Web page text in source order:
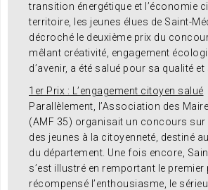
transition énergétique et l’économie
territoire, les jeunes élues de Saint-
décroché le deuxième prix du
mêlant créativité, engagement
d’avenir, a été salué pour sa qualité et
1er Prix : L’engagement citoyen salué
Parallèlement, l’Association des
(AMF 35) organisait un concours sur
des jeunes à la citoyenneté, destiné
du département. Une fois encore,
s’est illustré en remportant le premier
récompensé l’enthousiasme, le